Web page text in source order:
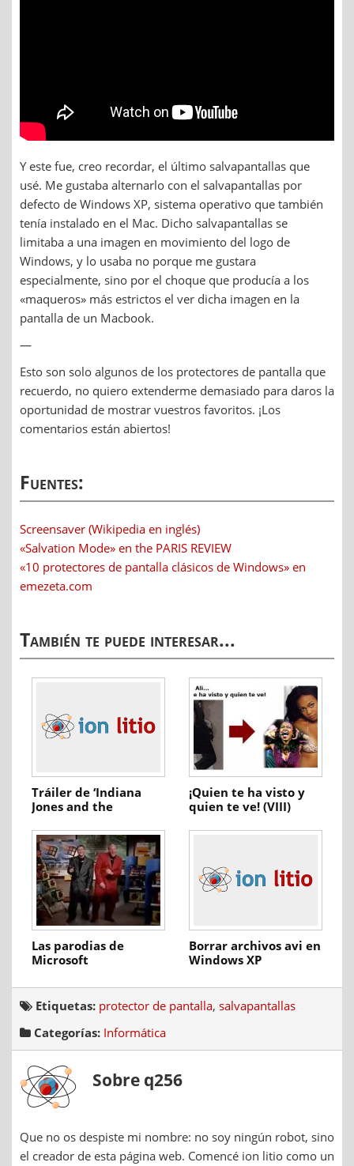
Y este fue, creo recordar, el último salvapantallas que
usé. Me gustaba alternarlo con el salvapantallas por
defecto de Windows XP, sistema operativo que también
tenía instalado en el Mac. Dicho salvapantallas se
limitaba a una imagen en movimiento del logo de
Windows, y lo usaba no porque me gustara
especialmente, sino por el choque que producía a los
«maqueros» más estrictos el ver dicha imagen en la
pantalla de un Macbook.
—
Esto son solo algunos de los protectores de pantalla que
recuerdo, no quiero extenderme demasiado para daros la
oportunidad de mostrar vuestros favoritos. ¡Los
comentarios están abiertos!
Fuentes:
Screensaver (Wikipedia en inglés)
«Salvation Mode» en the PARIS REVIEW
«10 protectores de pantalla clásicos de Windows» en
emezeta.com
También te puede interesar...
Tráiler de ‘Indiana
Jones and the
Crystal Skull’
¡Quien te ha visto y
quien te ve! (VIII)
Las parodias de
Microsoft
Borrar archivos avi en
Windows XP
Etiquetas: protector de pantalla, salvapantallas
Categorías: Informática
Sobre q256
Que no os despiste mi nombre: no soy ningún robot, sino
el creador de esta página web. Comencé ion litio como un